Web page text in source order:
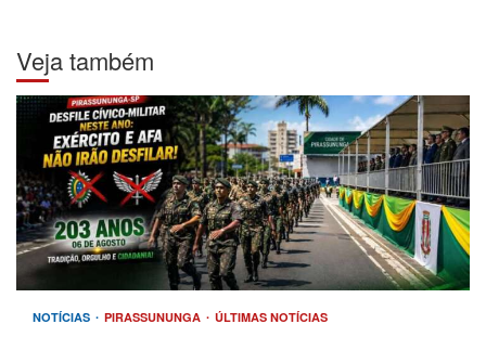
Veja também
NOTÍCIAS PIRASSUNUNGA ÚLTIMAS NOTÍCIAS